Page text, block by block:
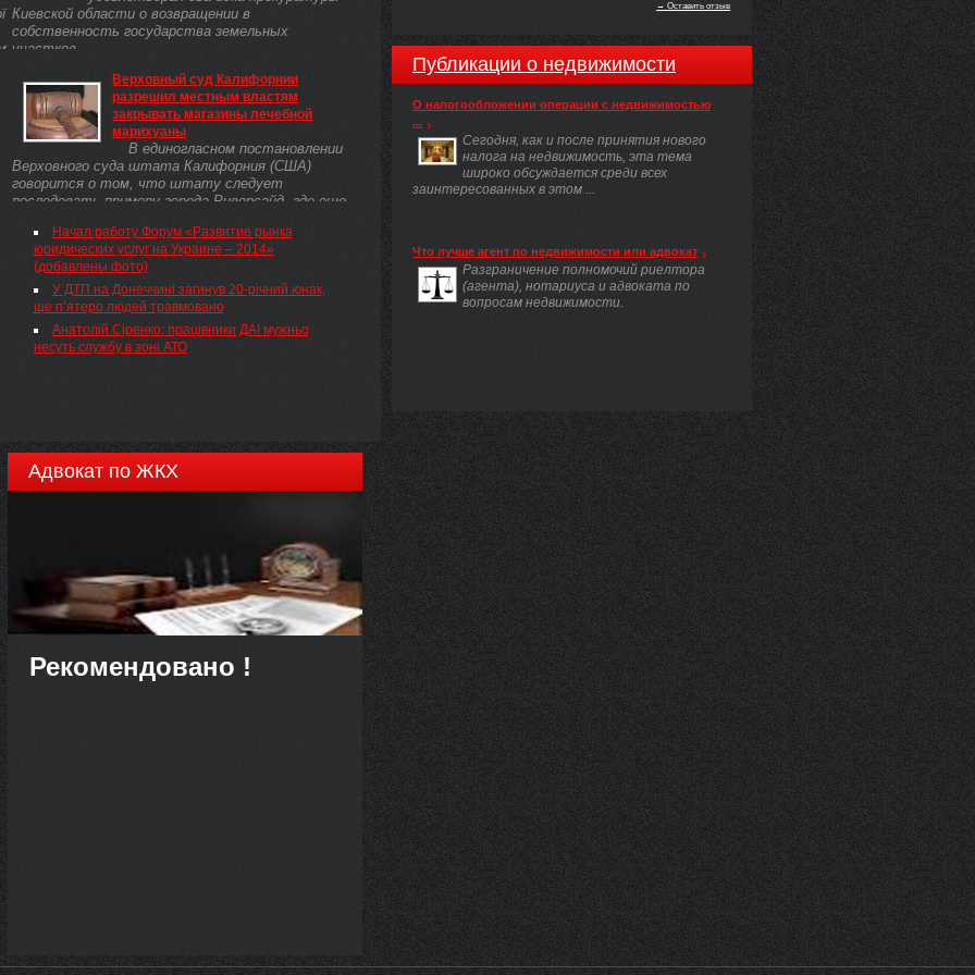
Киевской области о возвращении в
собственность государства земельных
участков.
Верховный суд Калифорнии
разрешил местным властям
закрывать магазины лечебной
марихуаны
В единогласном постановлении
Верховного суда штата Калифорния (США)
говорится о том, что штату следует
последовать примеру города Риверсайд, где еще
Начал работу Форум «Развитие рынка
юридических услуг на Украине – 2014»
(добавлены фото)
У ДТП на Донеччині загинув 20-річний юнак,
ще п’ятеро людей травмовано
Анатолій Сіренко: працівники ДАІ мужньо
несуть службу в зоні АТО
Адвокат по ЖКХ
Рекомендовано !
→ Оставить отзыв
Публикации о недвижимости
О налогообложении операции с недвижимостью
...
Сегодня, как и после принятия нового
налога на недвижимость, эта тема
широко обсуждается среди всех
заинтересованных в этом ...
Что лучше агент по недвижимости или адвокат
Разграничение полномочий риелтора
(агента), нотариуса и адвоката по
вопросам недвижимости.